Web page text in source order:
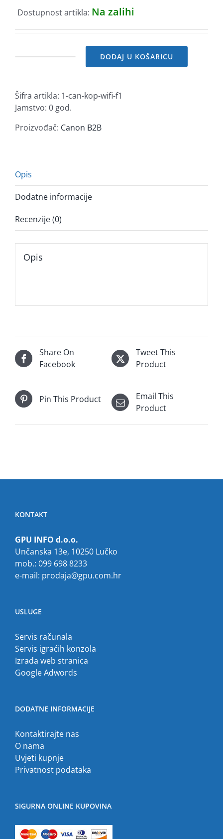
Dostupnost artikla: Na zalihi
količina
DODAJ U KOŠARICU
Šifra artikla: 1-can-kop-wifi-f1
Jamstvo: 0 god.
Proizvođač: Canon B2B
Opis
Dodatne informacije
Recenzije (0)
Opis
Share On
Facebook
Tweet This
Product
Pin This Product
Email This
Product
KONTAKT
GPU INFO d.o.o.
Unčanska 13e, 10250 Lučko
mob.: 099 698 8233
e-mail: prodaja@gpu.com.hr
USLUGE
Servis računala
Servis igraćih konzola
Izrada web stranica
Google Adwords
DODATNE INFORMACIJE
Kontaktirajte nas
O nama
Uvjeti kupnje
Privatnost podataka
SIGURNA ONLINE KUPOVINA